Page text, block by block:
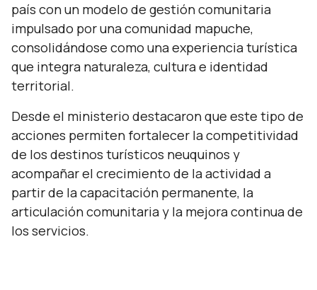
país con un modelo de gestión comunitaria
impulsado por una comunidad mapuche,
consolidándose como una experiencia turística
que integra naturaleza, cultura e identidad
territorial.
Desde el ministerio destacaron que este tipo de
acciones permiten fortalecer la competitividad
de los destinos turísticos neuquinos y
acompañar el crecimiento de la actividad a
partir de la capacitación permanente, la
articulación comunitaria y la mejora continua de
los servicios.